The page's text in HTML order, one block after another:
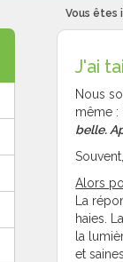
Vous êtes
J'ai
Nous
même :
belle.
Alors
La
haies.
la
et